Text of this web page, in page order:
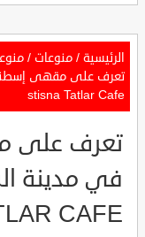
الرئيسية / منوعات /
تعرف على مقهى
stisna Tatlar Cafe
تعرف على
في مدينة
CAFE